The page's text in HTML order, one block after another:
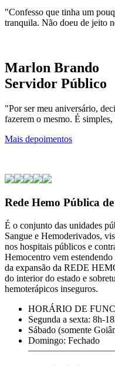
"Confesso que tinha um
tranquila. Não doeu de jeito
Marlon Brando
Servidor Público
"Por ser meu aniversário,
fazerem o mesmo. É
Mais depoimentos
Rede Hemo Pública
É o conjunto das unidades
Sangue e Hemoderivados,
nos hospitais públicos e
Hemocentro vem
da expansão da REDE
do interior do estado e
hemoterápicos inseguros.
HORÁRIO DE
Segunda a sexta: 8h-
Sábado (somente
Domingo: Fechado